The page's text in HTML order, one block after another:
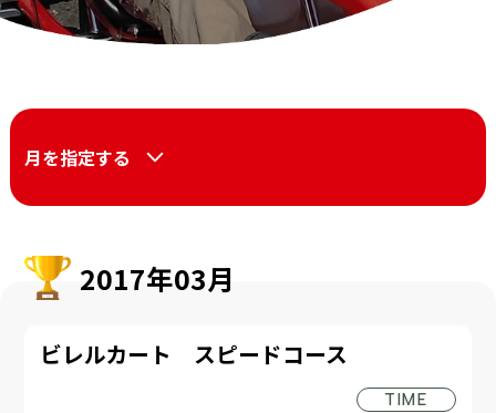
月を指定する
2017年03月
ビレルカート スピードコース
TIME